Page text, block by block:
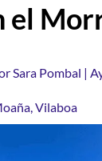
el
Sara Pombal |
,Vilaboa